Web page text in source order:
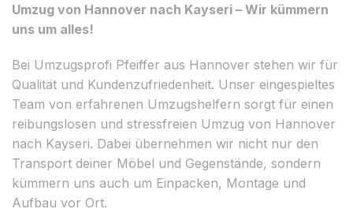
Umzug von Hannover nach Kayseri – Wir kümmern
uns um alles!
Bei Umzugsprofi Pfeiffer aus Hannover stehen wir für
Qualität und Kundenzufriedenheit. Unser eingespieltes
Team von erfahrenen Umzugshelfern sorgt für einen
reibungslosen und stressfreien Umzug von Hannover
nach Kayseri. Dabei übernehmen wir nicht nur den
Transport deiner Möbel und Gegenstände, sondern
kümmern uns auch um Einpacken, Montage und
Aufbau vor Ort.